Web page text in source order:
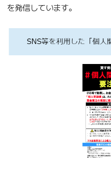
を発信しています。